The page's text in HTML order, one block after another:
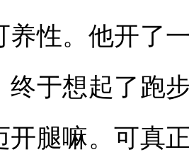
养性。他开了
终于想起了跑
开腿嘛。可真